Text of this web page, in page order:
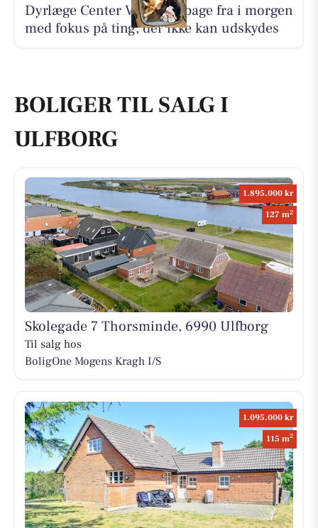
Dyrlæge Center Vest er tilbage fra i morgen
med fokus på ting, der ikke kan udskydes
BOLIGER TIL SALG I
ULFBORG
1.895.000 kr
127 m2
Skolegade 7 Thorsminde, 6990 Ulfborg
Til salg hos
BoligOne Mogens Kragh I/S
1.095.000 kr
115 m2